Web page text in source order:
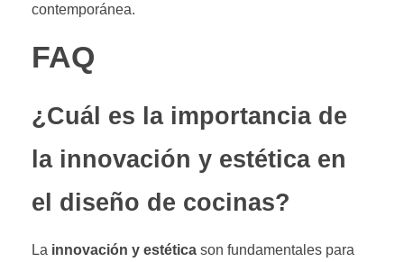
contemporánea.
FAQ
¿Cuál es la importancia de
la innovación y estética en
el diseño de cocinas?
La innovación y estética son fundamentales para